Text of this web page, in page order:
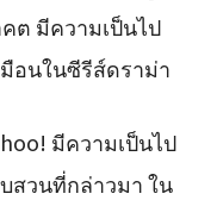
ต มีความเป็นไป
อนในซีรีส์ดราม่า
มีความเป็นไป
สวนที่กล่าวมา ใน